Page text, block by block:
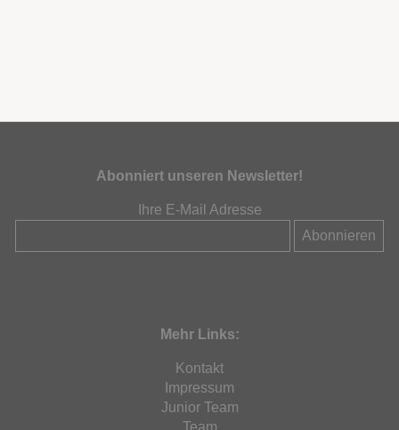
Abonniert unseren Newsletter!
Ihre E-Mail Adresse
Mehr Links:
Kontakt
Impressum
Junior Team
Team